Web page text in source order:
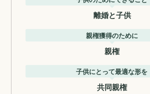
離婚と子供
親権獲得のために
親権
子供にとって最適な形を
共同親権